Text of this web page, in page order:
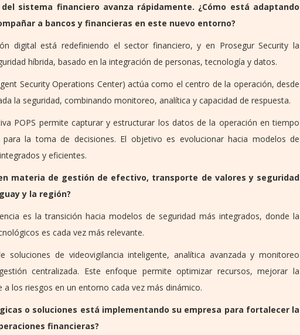
sistema financiero avanza rápidamente. ¿Cómo está adaptando
a bancos y financieras en este nuevo entorno?
digital está redefiniendo el sector financiero, y en Prosegur Security la
híbrida, basado en la integración de personas, tecnología y datos.
Security Operations Center) actúa como el centro de la operación, desde
la seguridad, combinando monitoreo, analítica y capacidad de respuesta.
POPS permite capturar y estructurar los datos de la operación en tiempo
para la toma de decisiones. El objetivo es evolucionar hacia modelos de
y eficientes.
en materia de gestión de efectivo, transporte de valores y seguridad
y la región?
es la transición hacia modelos de seguridad más integrados, donde la
es cada vez más relevante.
soluciones de videovigilancia inteligente, analítica avanzada y monitoreo
centralizada. Este enfoque permite optimizar recursos, mejorar la
los riesgos en un entorno cada vez más dinámico.
o soluciones está implementando su empresa para fortalecer la
financieras?